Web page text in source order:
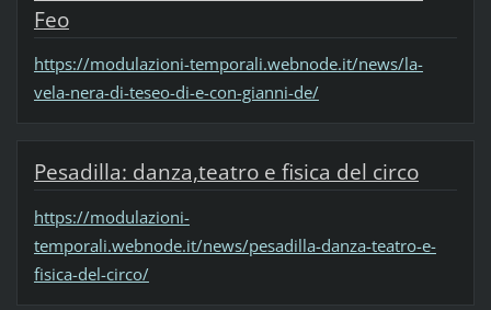
Feo
https://modulazioni-temporali.webnode.it/news/la-
vela-nera-di-teseo-di-e-con-gianni-de/
Pesadilla: danza,teatro e fisica del circo
https://modulazioni-
temporali.webnode.it/news/pesadilla-danza-teatro-e-
fisica-del-circo/